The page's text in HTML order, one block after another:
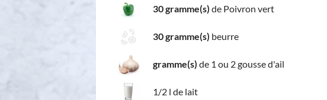
30 gramme(s) de Poivron vert
30 gramme(s) beurre
gramme(s) de 1 ou 2 gousse d'ail
1/2 l de lait